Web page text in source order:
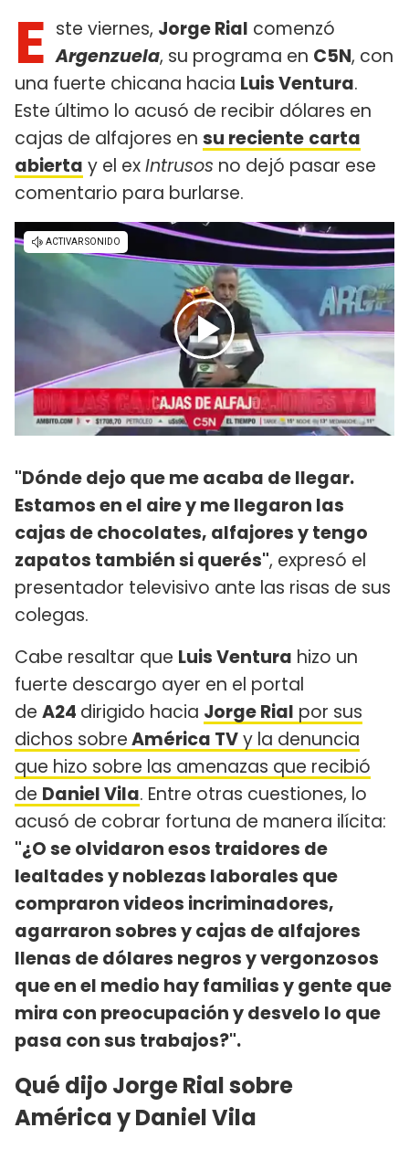
E ste viernes, Jorge Rial comenzó
Argenzuela, su programa en C5N, con
una fuerte chicana hacia Luis Ventura.
Este último lo acusó de recibir dólares en
cajas de alfajores en su reciente carta
abierta y el exIntrusos no dejó pasar ese
comentario para burlarse.
"Dónde dejo que me acaba de llegar.
Estamos en el aire y me llegaron las
cajas de chocolates, alfajores y tengo
zapatos también si querés", expresó el
presentador televisivo ante las risas de sus
colegas.
Cabe resaltar que Luis Ventura hizo un
fuerte descargo ayer en el portal
de A24 dirigido hacia Jorge Rial por sus
dichos sobreAmérica TVy la denuncia
que hizo sobre las amenazas que recibió
de Daniel Vila. Entre otras cuestiones, lo
acusó de cobrar fortuna de manera ilícita:
"¿O se olvidaron esos traidores de
lealtades y noblezas laborales que
compraron videos incriminadores,
agarraron sobres y cajas de alfajores
llenas de dólares negros y vergonzosos
que en el medio hay familias y gente que
mira con preocupación y desvelo lo que
pasa con sus trabajos?".
Qué dijo Jorge Rial sobre
América y Daniel Vila